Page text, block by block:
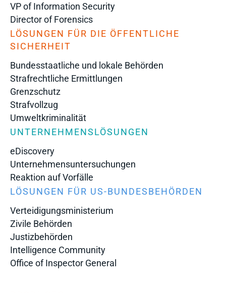
VP of Information Security
Director of Forensics
LÖSUNGEN FÜR DIE ÖFFENTLICHE
SICHERHEIT
Bundesstaatliche und lokale Behörden
Strafrechtliche Ermittlungen
Grenzschutz
Strafvollzug
Umweltkriminalität
UNTERNEHMENSLÖSUNGEN
eDiscovery
Unternehmensuntersuchungen
Reaktion auf Vorfälle
LÖSUNGEN FÜR US-BUNDESBEHÖRDEN
Verteidigungsministerium
Zivile Behörden
Justizbehörden
Intelligence Community
Office of Inspector General